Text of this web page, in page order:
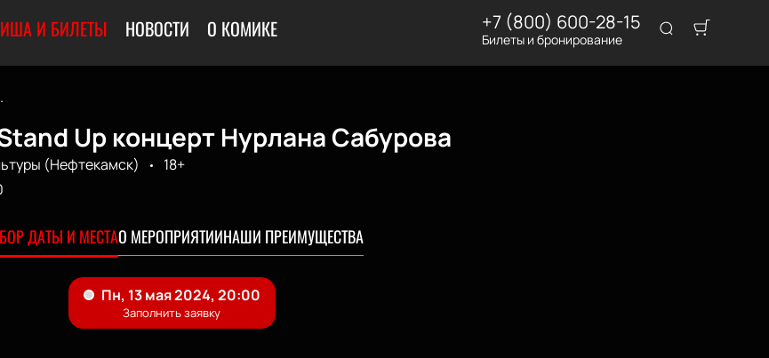
И БИЛЕТЫ НОВОСТИ О КОМИКЕ +7 (800) 600-28-15
Билеты и бронирование
Up концерт Нурлана Сабурова
(Нефтекамск)
18+
ДАТЫ И МЕСТАО МЕРОПРИЯТИИНАШИ ПРЕИМУЩЕСТВА